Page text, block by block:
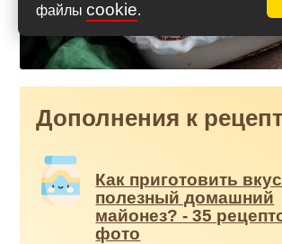
файлы cookie.
Дополнения к
Как приготовить
полезный домашний
майонез? - 35
фото